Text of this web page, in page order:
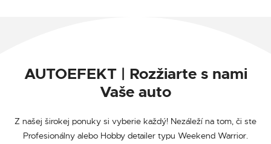
AUTOEFEKT | Rozžiarte s nami
Vaše auto
Z našej širokej ponuky si vyberie každý! Nezáleží na tom, či ste
Profesionálny alebo Hobby detailer typu Weekend Warrior.